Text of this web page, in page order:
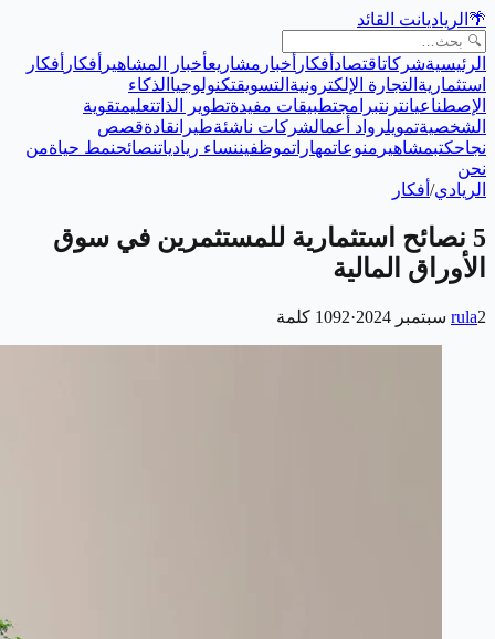
🌴 الرياديانت القائد
الرئيسيةشركاتاقتصاد أفكار أخبار مشاريعأخبار المشاهير أفكار أفكار
استثمارية التجارة الإلكترونية التسويقتكنولوجيا الذكاء
الإصطناعيانترنتبرامجتطبيقات مفيدةتطوير الذاتتعليمتقوية
الشخصيةتمويلرواد أعمالشركات ناشئةطيرانقادةقصص
نجاحكتبمشاهير منوعاتمهاراتموظفيننساء ريادياتنصائحنمط حياةمن
نحن
الريادي/ أفكار
5 نصائح استثمارية للمستثمرين في سوق
الأوراق المالية
rula2 سبتمبر 2024 ·
1092 كلمة